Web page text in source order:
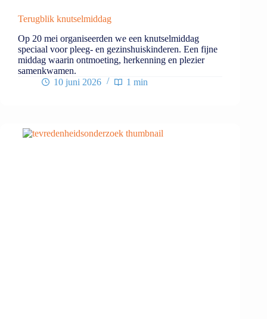
Terugblik knutselmiddag
Op 20 mei organiseerden we een knutselmiddag
speciaal voor pleeg- en gezinshuiskinderen. Een fijne
middag waarin ontmoeting, herkenning en plezier
samenkwamen.
10 juni 2026
1 min